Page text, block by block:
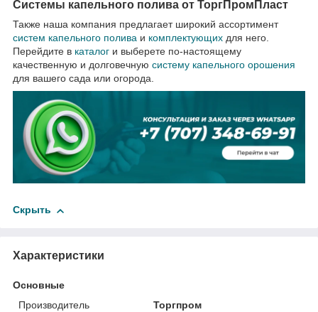
Системы капельного полива от ТоргПромПласт
Также наша компания предлагает широкий ассортимент
систем капельного полива и комплектующих для него.
Перейдите в каталог и выберете по-настоящему
качественную и долговечную систему капельного орошения
для вашего сада или огорода.
Скрыть
Характеристики
Основные
Производитель
Торгпром